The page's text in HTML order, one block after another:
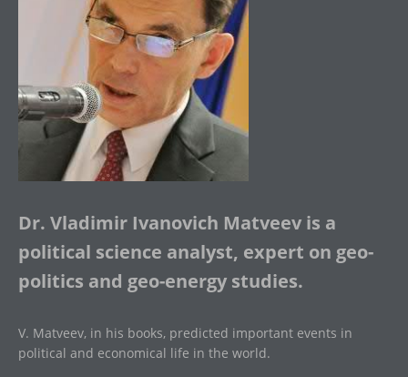
Dr. Vladimir Ivanovich Matveev is a
political science analyst, expert on geo-
politics and geo-energy studies.
V. Matveev, in his books, predicted important events in
political and economical life in the world.